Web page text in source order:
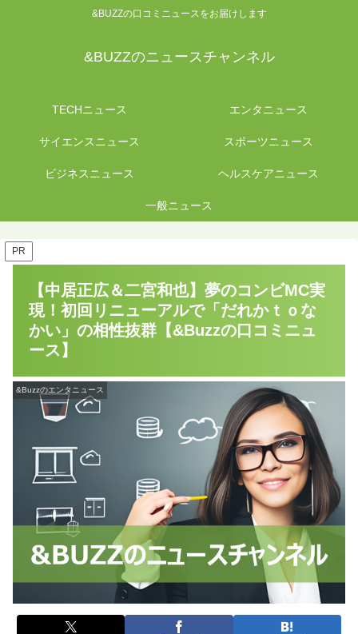
&BUZZの口コミニュースをお届けします
&BUZZのニュースチャンネル
TECHニュース エンタニュース
サイエンスニュース スポーツニュース
ビジネスニュース ヘルスケアニュース
一般ニュース
PR
【中居正広＆二宮和也】夢のコンビMC実
現！初回リニューアルで「だれかｔｏな
かい」の相性抜群【&Buzzの口コミニュ
ース】
&Buzzのエンタニュース